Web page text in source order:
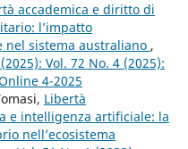
accademica e diritto di
l’impatto
sistema australiano ,
Vol. 72 No. 4 (2025):
4-2025
Libertà
e intelligenza artificiale: la
nell’ecosistema